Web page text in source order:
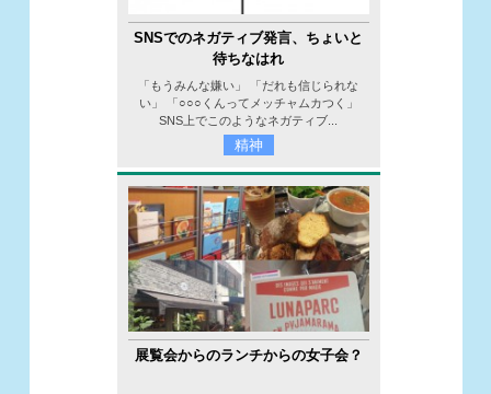
SNSでのネガティブ発言、ちょいと
待ちなはれ
「もうみんな嫌い」 「だれも信じられな
い」 「○○○くんってメッチャムカつく」
SNS上でこのようなネガティブ...
精神
展覧会からのランチからの女子会？